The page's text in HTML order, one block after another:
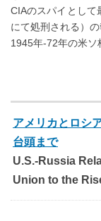
CIAのスパイとして
にて処刑される）
1945年-72年の米ソ
アメリカとロシ
台頭まで
U.S.-Russia
Union to the